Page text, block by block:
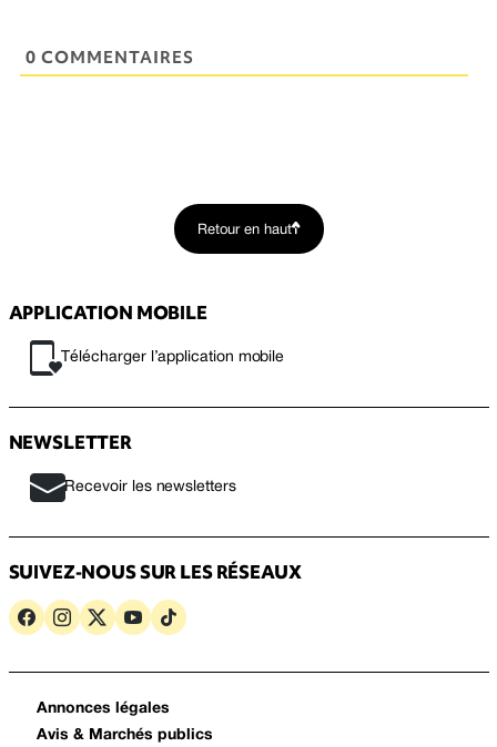
0 COMMENTAIRES
Retour en haut
APPLICATION MOBILE
Télécharger l’application mobile
NEWSLETTER
Recevoir les newsletters
SUIVEZ-NOUS SUR LES RÉSEAUX
Annonces légales
Avis & Marchés publics